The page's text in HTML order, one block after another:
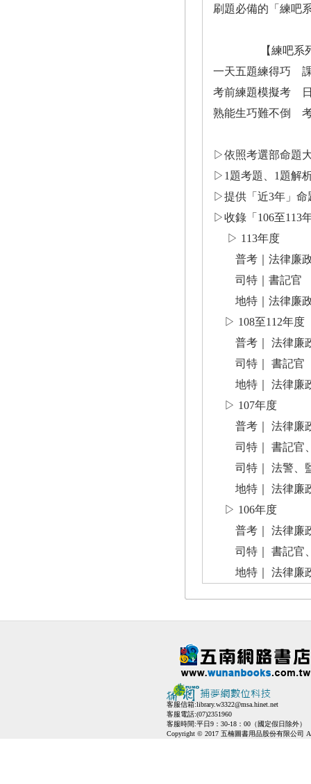
刷題必備的「練吧
【練吧系
一天五題練得巧
考前練題模擬考
熟能生巧難不倒
▷依照考選部命題
▷1題考題、1題解
▷提供「近3年」命
▷收錄「106至113
▷ 113年度
普考｜法律廉
司特｜書記官
地特｜法律廉
▷ 108至112年度
普考｜ 法律廉
司特｜ 書記官
地特｜ 法律廉
▷ 107年度
普考｜ 法律廉
司特｜ 書記官
司特｜ 法警、
地特｜ 法律廉
▷ 106年度
普考｜ 法律廉
司特｜ 書記官、
地特｜ 法律廉
客服信箱:library.w3322@msa.hinet.net
客服電話:(07)2351960
客服時間:平日9：30-18：00（國定假日除外）
Copyright © 2017 五楠圖書用品股份有限公司